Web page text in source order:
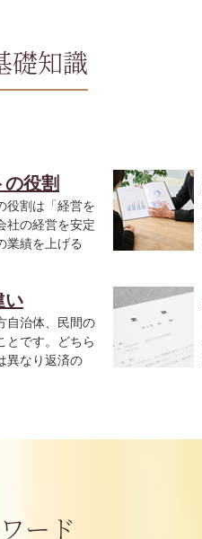
礎知識
役割
役割は「経営を
社の経営を安定
業績を上げる
い
自治体、民間の
とです。どちら
異なり返済の
ード